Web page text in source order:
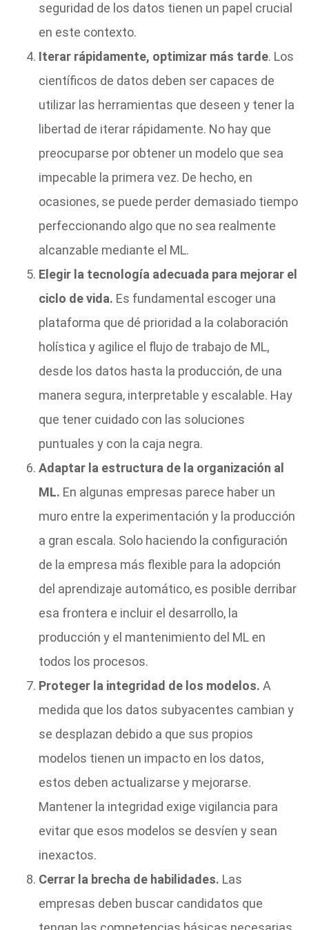
seguridad de los datos tienen un papel crucial
en este contexto.
Iterar rápidamente, optimizar más tarde. Los
científicos de datos deben ser capaces de
utilizar las herramientas que deseen y tener la
libertad de iterar rápidamente. No hay que
preocuparse por obtener un modelo que sea
impecable la primera vez. De hecho, en
ocasiones, se puede perder demasiado tiempo
perfeccionando algo que no sea realmente
alcanzable mediante el ML.
Elegir la tecnología adecuada para mejorar el
ciclo de vida. Es fundamental escoger una
plataforma que dé prioridad a la colaboración
holística y agilice el flujo de trabajo de ML,
desde los datos hasta la producción, de una
manera segura, interpretable y escalable. Hay
que tener cuidado con las soluciones
puntuales y con la caja negra.
Adaptar la estructura de la organización al
ML. En algunas empresas parece haber un
muro entre la experimentación y la producción
a gran escala. Solo haciendo la configuración
de la empresa más flexible para la adopción
del aprendizaje automático, es posible derribar
esa frontera e incluir el desarrollo, la
producción y el mantenimiento del ML en
todos los procesos.
Proteger la integridad de los modelos. A
medida que los datos subyacentes cambian y
se desplazan debido a que sus propios
modelos tienen un impacto en los datos,
estos deben actualizarse y mejorarse.
Mantener la integridad exige vigilancia para
evitar que esos modelos se desvíen y sean
inexactos.
Cerrar la brecha de habilidades. Las
empresas deben buscar candidatos que